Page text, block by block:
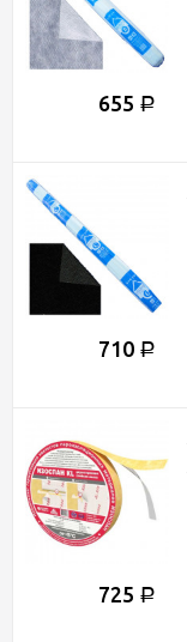
655 Р
710 Р
725 Р